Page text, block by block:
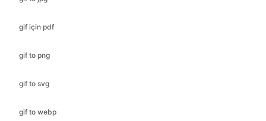
gif to png
gif to svg
gif to webp
heic to bmp
heic için gif